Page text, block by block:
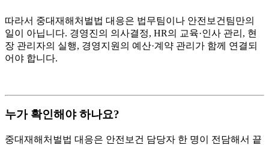
따라서 중대재해처벌법 대응은 법무팀이나 안전보건팀만의
일이 아닙니다. 경영진의 의사결정, HR의 교육·인사 관리, 현
장 관리자의 실행, 경영지원의 예산·계약 관리가 함께 연결되
어야 합니다.
누가 확인해야 하나요?
중대재해처벌법 대응은 안전보건 담당자 한 명이 전담해서 끝